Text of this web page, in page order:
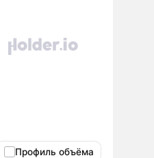
Профиль объёма